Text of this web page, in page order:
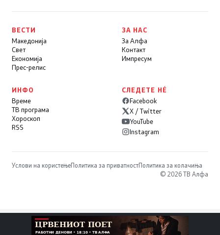
ВЕСТИ
Македонија
Свет
Економија
Прес-релис
ЗА НАС
За Алфа
Контакт
Импресум
ИНФО
Време
ТВ програма
Хороскоп
RSS
СЛЕДЕТЕ НÉ
Facebook
X / Twitter
YouTube
Instagram
Услови на користењеПолитика за приватностПолитика за колачиња
© 2026 ТВ Алфа